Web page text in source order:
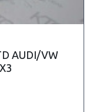
AUDI/VW